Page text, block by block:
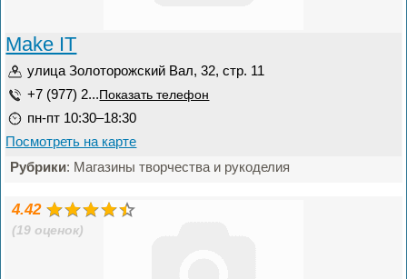
Make IT
улица Золоторожский Вал, 32, стр. 11
+7 (977) 2... Показать телефон
пн-пт 10:30–18:30
Посмотреть на карте
Рубрики: Магазины творчества и рукоделия
4.42
(19 оценок)